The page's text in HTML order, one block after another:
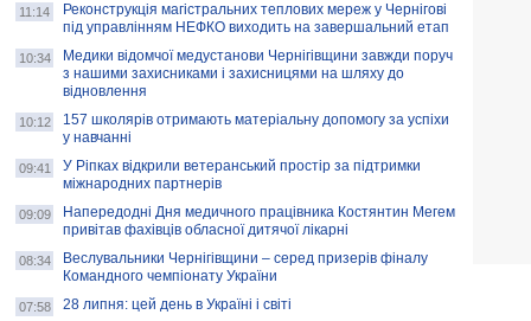
11:14
Реконструкція магістральних теплових мереж у Чернігові
під управлінням НЕФКО виходить на завершальний етап
10:34
Медики відомчої медустанови Чернігівщини завжди поруч
з нашими захисниками і захисницями на шляху до
відновлення
10:12
157 школярів отримають матеріальну допомогу за успіхи
у навчанні
09:41
У Ріпках відкрили ветеранський простір за підтримки
міжнародних партнерів
09:09
Напередодні Дня медичного працівника Костянтин Мегем
привітав фахівців обласної дитячої лікарні
08:34
Веслувальники Чернігівщини – серед призерів фіналу
Командного чемпіонату України
07:58 28 липня: цей день в Україні і світі